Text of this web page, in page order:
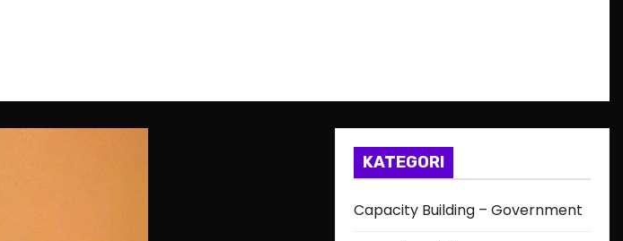
KATEGORI
Capacity Building – Government